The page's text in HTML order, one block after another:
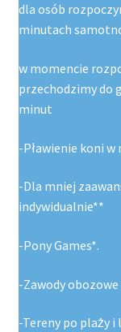
dla osób
minutach
w momencie
przechodzimy do
minut
-Pławienie koni
-Dla mniej
indywidualnie**
-Pony Games*.
-Zawody obozowe
-Tereny po plaży i